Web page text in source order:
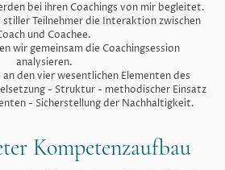
Kompetenzaufbau
bei ihren Coachings von mir begleitet.
Teilnehmer die Interaktion zwischen
und Coachee.
wir gemeinsam die Coachingsession
analysieren.
den vier wesentlichen Elementen des
- Struktur - methodischer Einsatz
- Sicherstellung der Nachhaltigkeit.